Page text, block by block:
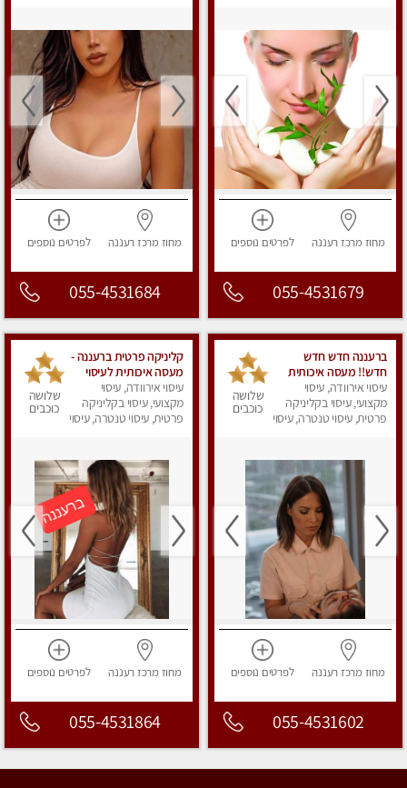
מחוז מרכז רעננה לפרטים נוספים
055-4531679
מחוז מרכז רעננה לפרטים נוספים
055-4531684
ברעננה חדש חדש
חדש!! מעסה איכותית
ומקצועית - highly
recommended..new
in the city
עיסוי אירוודה, עיסוי
מקצועי, עיסוי בקליניקה
פרטית, עיסוי טנטרה, עיסוי
שלושה
כוכבים
מחוז מרכז רעננה לפרטים נוספים
055-4531602
קליניקה פרטית ברעננה -
מעסה איכותית לעיסוי
מקצועי ומפנק לכל שרירי
הגוף...
עיסוי אירוודה, עיסוי
מקצועי, עיסוי בקליניקה
פרטית, עיסוי טנטרה, עיסוי
שלושה
כוכבים
מחוז מרכז רעננה לפרטים נוספים
055-4531864